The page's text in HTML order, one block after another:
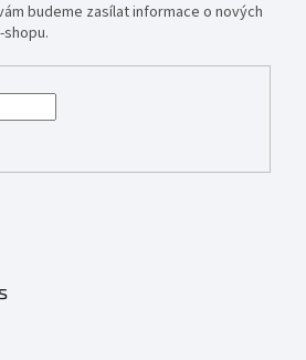
budeme zasílat informace o nových